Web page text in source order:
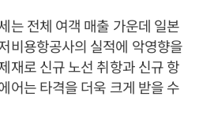
는 전체 여객 매출 가운데 일본
비용항공사의 실적에 악영향을
재로 신규 노선 취항과 신규 항
어는 타격을 더욱 크게 받을 수